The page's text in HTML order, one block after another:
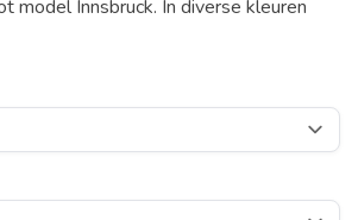
model Innsbruck. In diverse kleuren